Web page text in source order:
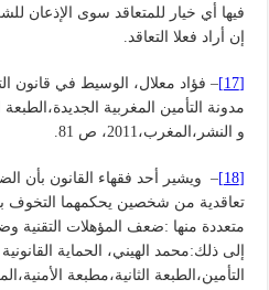
فيها أي خيار للمتعاقد سوى الإذعان
إن أراد فعلا التعاقد.
[17]
– فؤاد معلال، الوسيط في قانون
مدونة التأمين المغربية
و النشر،المغرب،2011، ص 81.
[18]
– ويشير أحد فقهاء القانون بأن
تعاقدية من شخصين يحكمهما التخوف
متعددة منها :ضعف المؤهلات التقنية
إلى ذلك:محمد الهيني، الحماية
التأمين،الطبعة الثانية،مطبعة